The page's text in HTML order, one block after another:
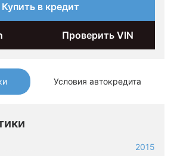
Условия автокредита
2015
Купить в кредит
Проверить VIN